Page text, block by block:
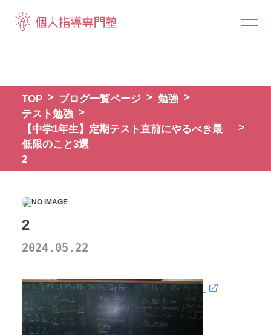
TOP ブログ一覧ページ
勉強
テスト勉強
【中学1年生】定期テスト直前にやるべき最
低限のこと3選
2
2
2024.05.22